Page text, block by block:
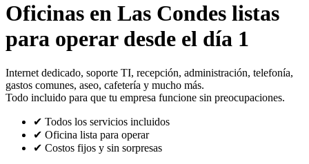
Oficinas en Las Condes listas
para operar desde el día 1
Internet dedicado, soporte TI, recepción, administración, telefonía,
gastos comunes, aseo, cafetería y mucho más.
Todo incluido para que tu empresa funcione sin preocupaciones.
✔ Todos los servicios incluidos
✔ Oficina lista para operar
✔ Costos fijos y sin sorpresas